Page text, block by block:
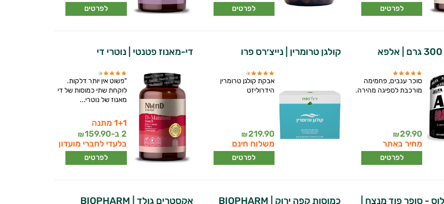
לפרטים לפרטים לפרטים
סוכר ענבים, פחמימה
מורכבת לספיגה מהירה.
29.90
₪
מחיר באתר
לפרטים
קולגן טרומרין | נייצ׳רס פרו
אבקת קולגן טרומרין
הידרוליזט
219.90
₪
משלוח חינם
לפרטים
די-מאנוז פטנטי | נוטרי די
"פשוט אין יותר דלקות.
לוקחת שתי כמוסות של די
מאנוז של נוטרי...
1+1 מתנה
2 ב-
159.90
₪
בלעדי לחברי מועדון
לפרטים
- סופר פוד מנצח | כמוסות קפה ירוק | BIOPHARM אקסטרים גולד | BIOPHARM